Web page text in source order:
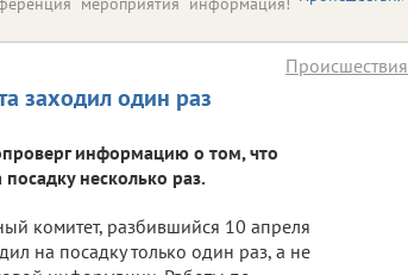
заходил один раз
Происшествия
информацию о том, что
несколько раз.
комитет, разбившийся 10 апреля
на посадку только один раз, а не